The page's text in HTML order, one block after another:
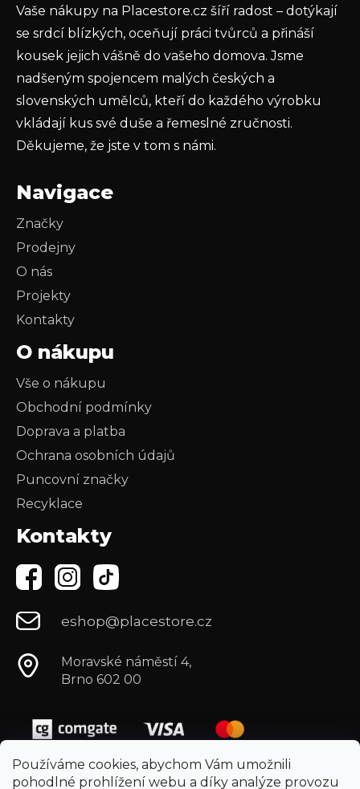
Používáme cookies, abychom Vám umožnili
pohodlné prohlížení webu a díky analýze provozu
PŘIHLÁSIT SE
Vaše nákupy na Placestore.cz šíří radost – dotýkají
se srdcí blízkých, oceňují práci tvůrců a přináší
kousek jejich vášně do vašeho domova. Jsme
nadšeným spojencem malých českých a
slovenských umělců, kteří do každého výrobku
vkládají kus své duše a řemeslné zručnosti.
Děkujeme, že jste v tom s námi.
Navigace
Značky
Prodejny
O nás
Projekty
Kontakty
O nákupu
Vše o nákupu
Obchodní podmínky
Doprava a platba
Ochrana osobních údajů
Puncovní značky
Recyklace
Kontakty
eshop@placestore.cz
Moravské náměstí 4,
Brno 602 00